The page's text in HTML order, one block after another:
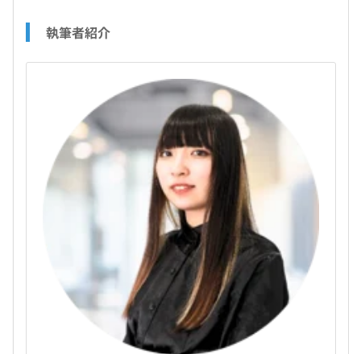
執筆者紹介